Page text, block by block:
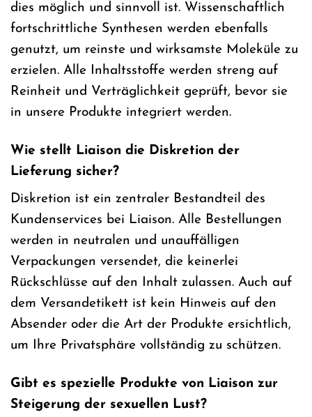
dies möglich und sinnvoll ist. Wissenschaftlich
fortschrittliche Synthesen werden ebenfalls
genutzt, um reinste und wirksamste Moleküle zu
erzielen. Alle Inhaltsstoffe werden streng auf
Reinheit und Verträglichkeit geprüft, bevor sie
in unsere Produkte integriert werden.
Wie stellt Liaison die Diskretion der
Lieferung sicher?
Diskretion ist ein zentraler Bestandteil des
Kundenservices bei Liaison. Alle Bestellungen
werden in neutralen und unauffälligen
Verpackungen versendet, die keinerlei
Rückschlüsse auf den Inhalt zulassen. Auch auf
dem Versandetikett ist kein Hinweis auf den
Absender oder die Art der Produkte ersichtlich,
um Ihre Privatsphäre vollständig zu schützen.
Gibt es spezielle Produkte von Liaison zur
Steigerung der sexuellen Lust?